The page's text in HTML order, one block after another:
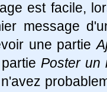
est facile,
message
une partie
Poster un